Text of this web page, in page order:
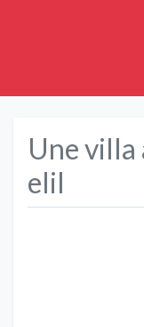
Une villa
elil